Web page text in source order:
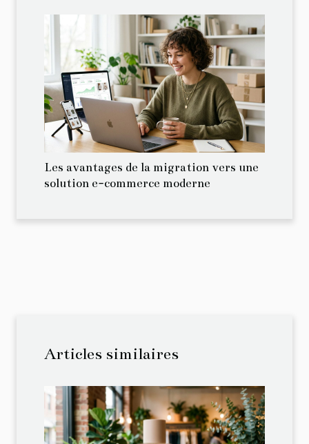
Les avantages de la migration vers une
solution e-commerce moderne
Articles similaires